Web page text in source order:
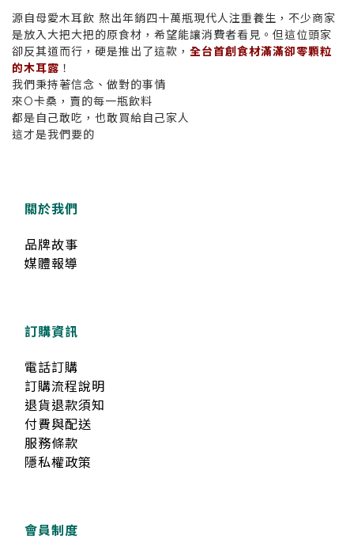
源自母愛木耳飲 熬出年銷四十萬瓶現代人注重養生，不少商家
是放入大把大把的原食材，希望能讓消費者看見。但這位頭家
卻反其道而行，硬是推出了這款， 全台首創食材滿滿卻零顆粒
的木耳露 ！
我們秉持著信念、做對的事情
來O卡桑，賣的每一瓶飲料
都是自己敢吃，也敢買給自己家人
這才是我們要的
關於我們
品牌故事
媒體報導
訂購資訊
電話訂購
訂購流程說明
退貨退款須知
付費與配送
服務條款
隱私權政策
會員制度